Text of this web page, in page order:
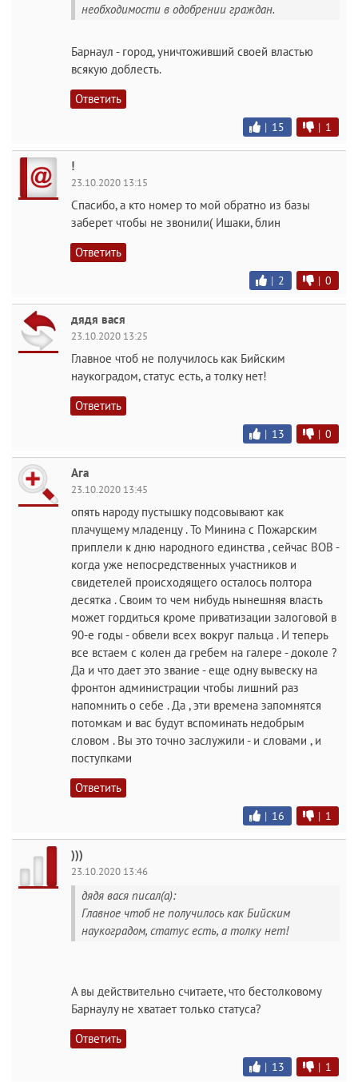
необходимости в одобрении граждан.
Барнаул - город, уничтоживший своей властью
всякую доблесть.
Ответить
| 15 | 1
!
23.10.2020 13:15
Спасибо, а кто номер то мой обратно из базы
заберет чтобы не звонили( Ишаки, блин
Ответить
| 2 | 0
дядя вася
23.10.2020 13:25
Главное чтоб не получилось как Бийским
наукоградом, статус есть, а толку нет!
Ответить
| 13 | 0
Ага
23.10.2020 13:45
опять народу пустышку подсовывают как
плачущему младенцу . То Минина с Пожарским
приплели к дню народного единства , сейчас ВОВ -
когда уже непосредственных участников и
свидетелей происходящего осталось полтора
десятка . Своим то чем нибудь нынешняя власть
может гордиться кроме приватизации залоговой в
90-е годы - обвели всех вокруг пальца . И теперь
все встаем с колен да гребем на галере - доколе ?
Да и что дает это звание - еще одну вывеску на
фронтон администрации чтобы лишний раз
напомнить о себе . Да , эти времена запомнятся
потомкам и вас будут вспоминать недобрым
словом . Вы это точно заслужили - и словами , и
поступками
Ответить
| 16 | 1
)))
23.10.2020 13:46
дядя вася писал(а):
Главное чтоб не получилось как Бийским
наукоградом, статус есть, а толку нет!
А вы действительно считаете, что бестолковому
Барнаулу не хватает только статуса?
Ответить
| 13 | 1